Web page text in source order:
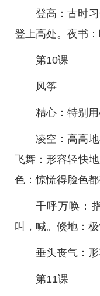
登高：古时
登上高处。夜书：
第10课
风筝
精心：特别
凌空：高高
飞舞：形容轻快
色：惊慌得脸色都
千呼万唤：
叫，喊。倏地：极
垂头丧气：
第11课